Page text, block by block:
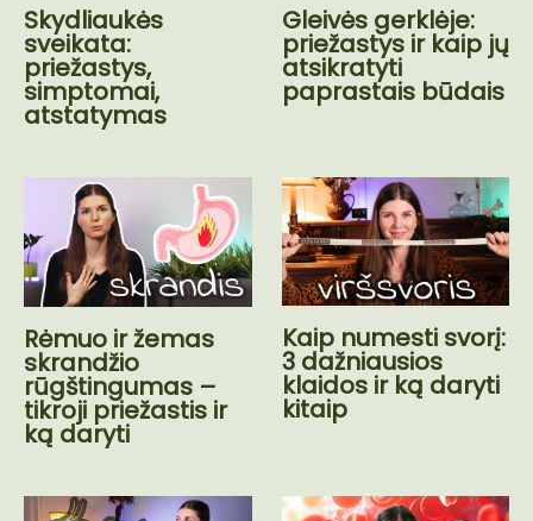
Skydliaukės
sveikata:
priežastys,
simptomai,
atstatymas
Gleivės gerklėje:
priežastys ir kaip jų
atsikratyti
paprastais būdais
Rėmuo ir žemas
skrandžio
rūgštingumas –
tikroji priežastis ir
ką daryti
Kaip numesti svorį:
3 dažniausios
klaidos ir ką daryti
kitaip